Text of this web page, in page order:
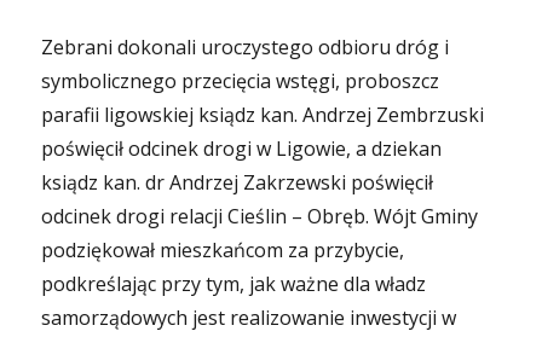
Zebrani dokonali uroczystego odbioru dróg i
symbolicznego przecięcia wstęgi, proboszcz
parafii ligowskiej ksiądz kan. Andrzej Zembrzuski
poświęcił odcinek drogi w Ligowie, a dziekan
ksiądz kan. dr Andrzej Zakrzewski poświęcił
odcinek drogi relacji Cieślin – Obręb. Wójt Gminy
podziękował mieszkańcom za przybycie,
podkreślając przy tym, jak ważne dla władz
samorządowych jest realizowanie inwestycji w